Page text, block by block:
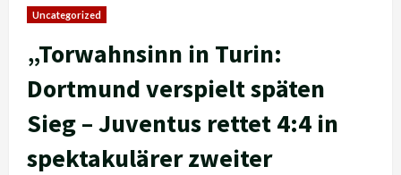
Uncategorized
„Torwahnsinn in Turin:
Dortmund verspielt späten
Sieg – Juventus rettet 4:4 in
spektakulärer zweiter